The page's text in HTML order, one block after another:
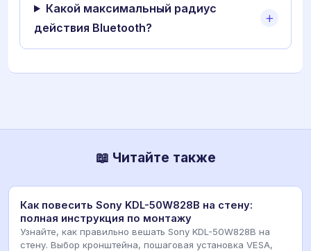
Какой максимальный радиус
действия Bluetooth?
📖 Читайте также
Как повесить Sony KDL-50W828B на стену:
полная инструкция по монтажу
Узнайте, как правильно вешать Sony KDL-50W828B на
стену. Выбор кронштейна, пошаговая установка VESA,